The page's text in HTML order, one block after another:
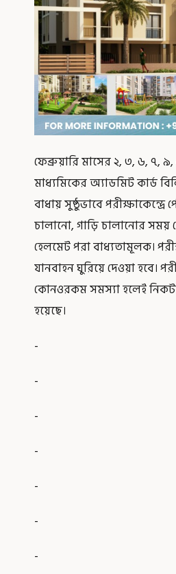
ফেব্রুয়ারি মাসের ২, ৩, ৬, ৭,
মাধ্যমিকের অ্যাডমিট কার্ড
বাধায় সুষ্ঠুভাবে
চালানো, গাড়ি চালানোর সময়
হেলমেট পরা বাধ্যতামূলক।
যানবাহন ঘুরিয়ে দেওয়া হবে।
কোনওরকম সমস্যা হলেই
হয়েছে।
-
-
-
-
-
-
-